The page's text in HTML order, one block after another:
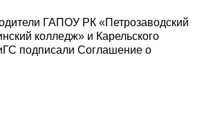
ГАПОУ РК «Петрозаводский
колледж» и Карельского
подписали Соглашение о